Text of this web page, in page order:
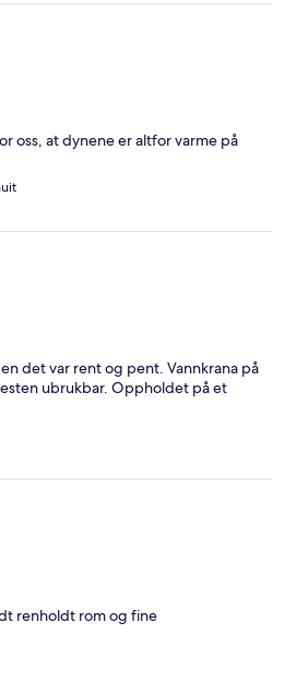
oss, at dynene er altfor varme på
det var rent og pent. Vannkrana på
ubrukbar. Oppholdet på et
renholdt rom og fine